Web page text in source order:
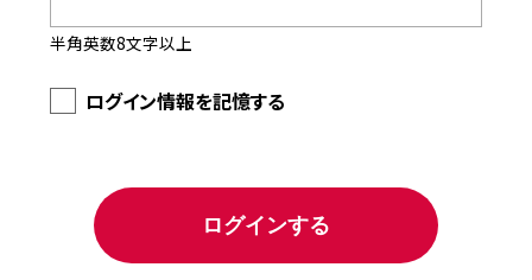
半角英数8文字以上
ログイン情報を記憶する